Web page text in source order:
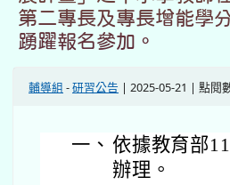
第二專長及專長增能學
踴躍報名參加。
輔導組 -研習公告 | 2025-05-21 | 點閱
一、 依據教育部
辦理。